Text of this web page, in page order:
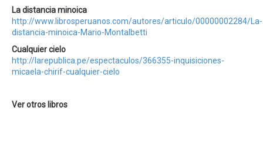
La distancia minoica
http://www.librosperuanos.com/autores/articulo/00000002284/La-
distancia-minoica-Mario-Montalbetti
Cualquier cielo
http://larepublica.pe/espectaculos/366355-inquisiciones-
micaela-chirif-cualquier-cielo
Ver otros libros